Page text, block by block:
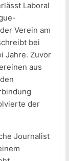
Laboral
Verein am
bei
Jahre. Zuvor
aus
der
Journalist